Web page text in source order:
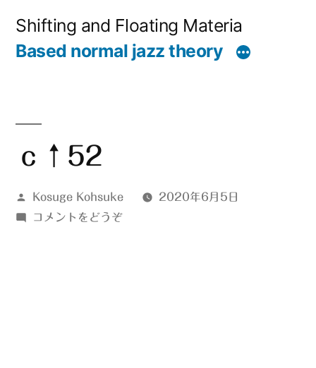
Shifting and Floating Materia
Based normal jazz theory
ｃ↑52
投
稿
Kosuge Kohsuke
2020年6月5日
コメントをどうぞ(ｃ